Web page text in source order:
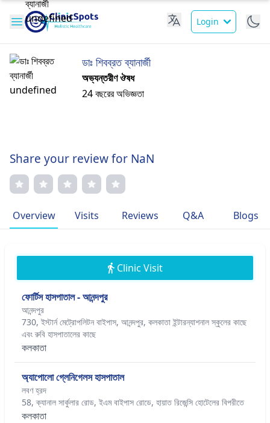
Login
ডাঃ শিবব্রত ব্যানার্জী
অভ্যন্তরীণ ঔষধ
24 বছরের অভিজ্ঞতা
Share your review for NaN
Overview Visits Reviews Q&A Blogs
Clinic Visit
ফোর্টিস হাসপাতাল - আনন্দপুর
আনন্দপুর
730, ইস্টার্ন মেট্রোপলিটন বাইপাস, আনন্দপুর, কলকাতা ইন্টারন্যাশনাল স্কুলের কাছে
এবং রুবি হাসপাতালের কাছে
কলকাতা
অ্যাপোলো গ্লেনিগেলস হাসপাতাল
লবণ হ্রদ
58, ক্যানাল সার্কুলার রোড, ইএম বাইপাস রোডে, হায়াত রিজেন্সি হোটেলের বিপরীতে
কলকাতা